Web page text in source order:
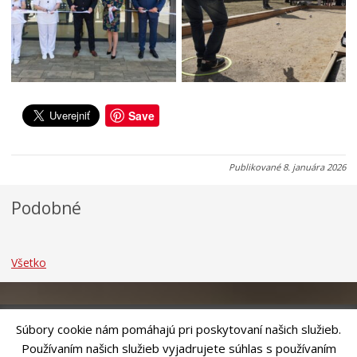
Save
Publikované 8. januára 2026
Podobné
c
i
u
0
7
0
8
6
a
s
e
3
1
0
7
6
o
v
i
3
1
0
7
6
Všetko
Súbory cookie nám pomáhajú pri poskytovaní našich služieb.
Používaním našich služieb vyjadrujete súhlas s používaním